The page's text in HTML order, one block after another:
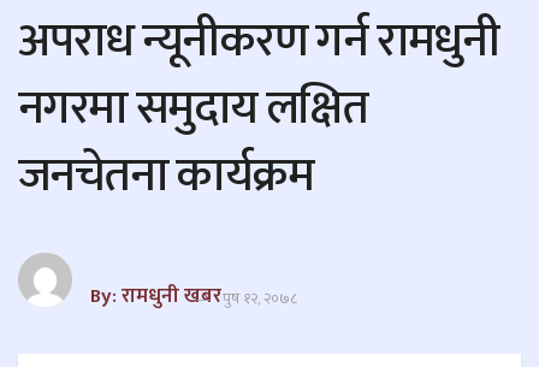
अपराध न्यूनीकरण गर्न रामधुनी
नगरमा समुदाय लक्षित
जनचेतना कार्यक्रम
By: रामधुनी खबरपुष १२, २०७८